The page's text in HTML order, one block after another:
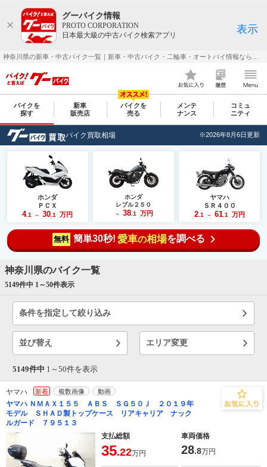
グーバイク情報
PROTO CORPORATION
日本最大級の中古バイク検索アプリ
表示
バイクを
探す
新車
販売店
バイクを
売る
メンテ
ナンス
コミュ
ニティ
バイク買取相場 ※2026年8月6日更新
ホンダ
ＰＣＸ
4.1 ～ 30 .1 万円
ホンダ
レブル２５０
～ 38.1 万円
ヤマハ
ＳＲ４００
2.1 ～ 61.1 万円
無料 簡単30秒! 愛車の相場を調べる
神奈川県のバイク一覧
5149件中 1～50件表示
条件を指定して絞り込み
並び替え エリア変更
5149件中 1～ 50件を表示
ヤマハ 新着 複数画像 動画
ヤマハ ＮＭＡＸ１５５ ＡＢＳ ＳＧ５０Ｊ ２０１９年
モデル ＳＨＡＤ製トップケース リアキャリア ナック
ルガード ７９５１３
支払総額
車両価格
35.22万円 28.8万円